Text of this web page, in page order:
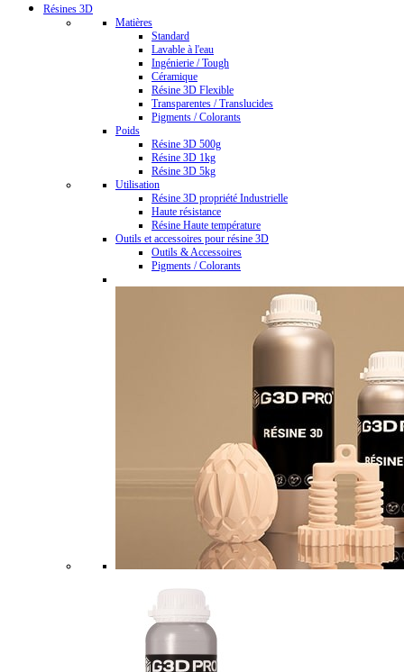
Résines 3D
Matières
Standard
Lavable à l'eau
Ingénierie / Tough
Céramique
Résine 3D Flexible
Transparentes / Translucides
Pigments / Colorants
Poids
Résine 3D 500g
Résine 3D 1kg
Résine 3D 5kg
Utilisation
Résine 3D propriété Industrielle
Haute résistance
Résine Haute température
Outils et accessoires pour résine 3D
Outils & Accessoires
Pigments / Colorants